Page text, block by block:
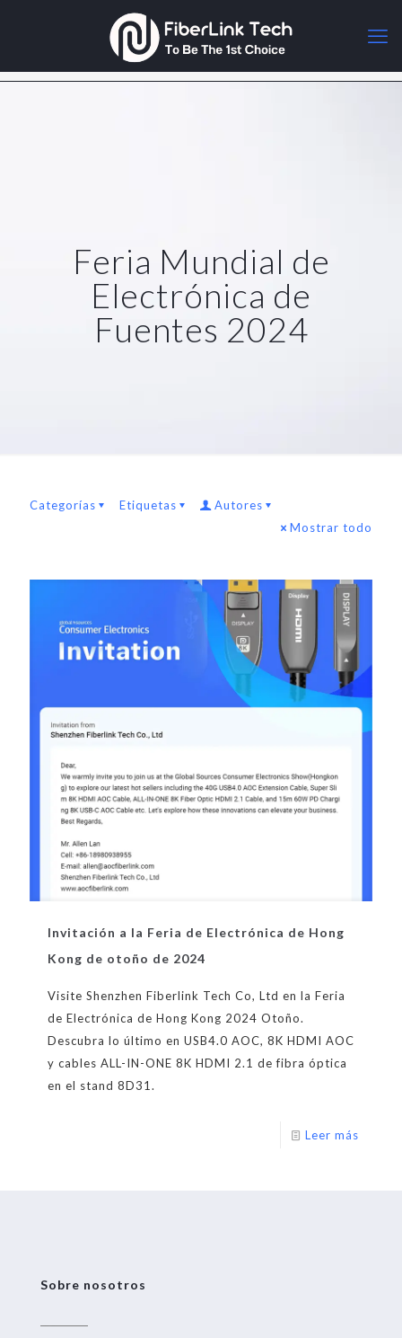
Feria Mundial de
Electrónica de
Fuentes 2024
Categorías Etiquetas
Autores
Mostrar todo
Invitación a la Feria de Electrónica de Hong
Kong de otoño de 2024
Visite Shenzhen Fiberlink Tech Co, Ltd en la Feria
de Electrónica de Hong Kong 2024 Otoño.
Descubra lo último en USB4.0 AOC, 8K HDMI AOC
y cables ALL-IN-ONE 8K HDMI 2.1 de fibra óptica
en el stand 8D31.
Leer más
Sobre nosotros